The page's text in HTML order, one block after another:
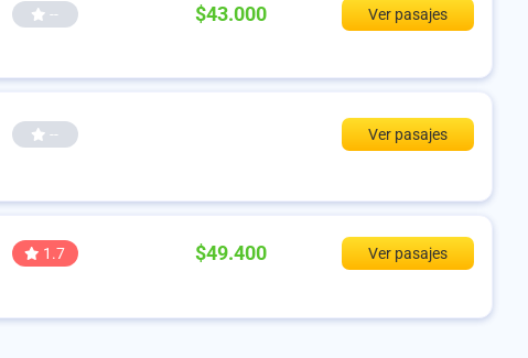
-- $43.000 Ver pasajes
-- Ver pasajes
1.7 $49.400 Ver pasajes